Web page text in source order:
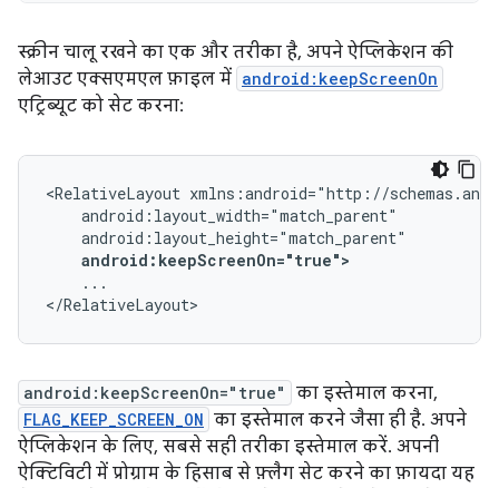
स्क्रीन चालू रखने का एक और तरीका है, अपने ऐप्लिकेशन की
लेआउट एक्सएमएल फ़ाइल में android:keepScreenOn
एट्रिब्यूट को सेट करना:
<RelativeLayout
android:keepScreenOn="true">
...
</RelativeLayout>
android:keepScreenOn="true" का इस्तेमाल करना,
FLAG_KEEP_SCREEN_ON का इस्तेमाल करने जैसा ही है. अपने
ऐप्लिकेशन के लिए, सबसे सही तरीका इस्तेमाल करें. अपनी
ऐक्टिविटी में प्रोग्राम के हिसाब से फ़्लैग सेट करने का फ़ायदा यह